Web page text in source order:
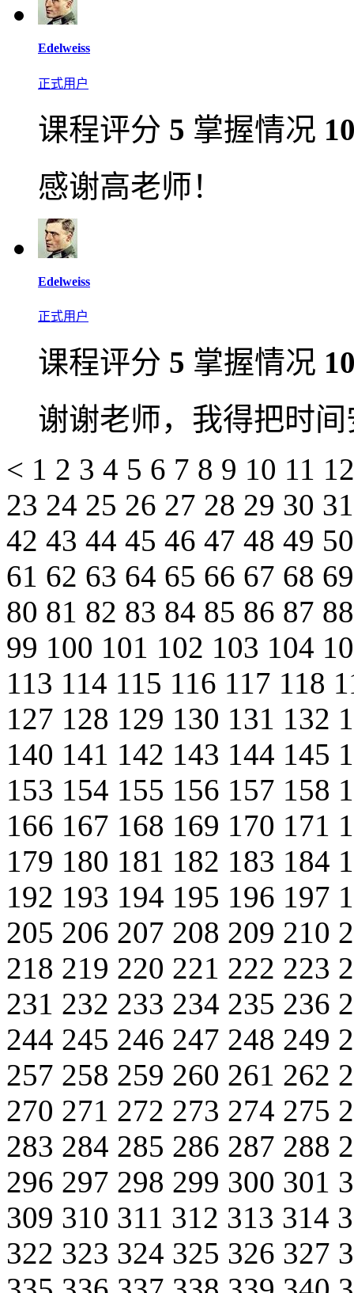
Edelweiss
正式用户
课程评分 5 掌握情况
感谢高老师！
Edelweiss
正式用户
课程评分 5 掌握情况
谢谢老师，我得把时
< 1 2 3 4 5 6 7 8 9 10 11
23 24 25 26 27 28 29 30
42 43 44 45 46 47 48 49
61 62 63 64 65 66 67 68
80 81 82 83 84 85 86 87
99 100 101 102 103 104
113 114 115 116 117 118
127 128 129 130 131 132
140 141 142 143 144 145
153 154 155 156 157 158
166 167 168 169 170 171
179 180 181 182 183 184
192 193 194 195 196 197
205 206 207 208 209 210
218 219 220 221 222 223
231 232 233 234 235 236
244 245 246 247 248 249
257 258 259 260 261 262
270 271 272 273 274 275
283 284 285 286 287 288
296 297 298 299 300 301
309 310 311 312 313 314
322 323 324 325 326 327